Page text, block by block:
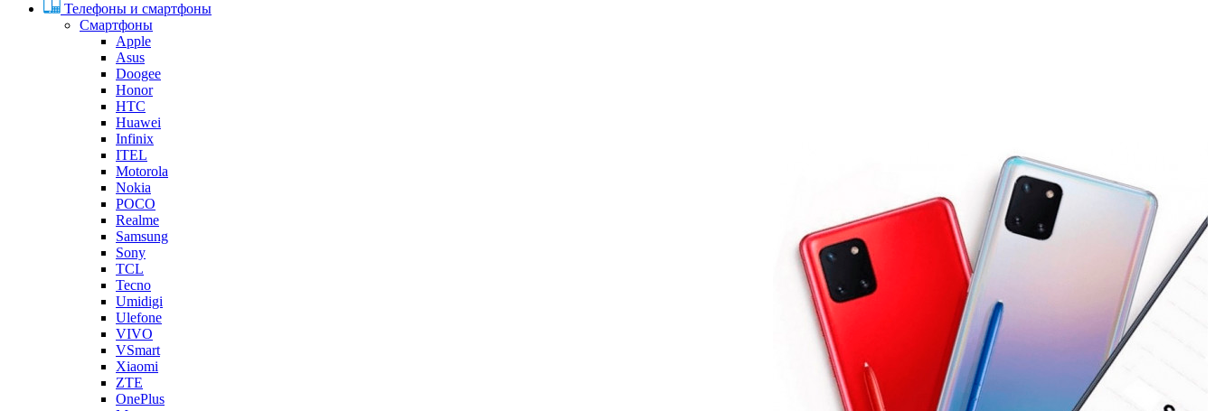
Телефоны и смартфоны
Смартфоны
Apple
Asus
Doogee
Honor
HTC
Huawei
Infinix
ITEL
Motorola
Nokia
POCO
Realme
Samsung
Sony
TCL
Tecno
Umidigi
Ulefone
VIVO
VSmart
Xiaomi
ZTE
OnePlus